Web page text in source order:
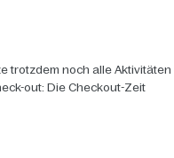
trotzdem noch alle Aktivitäten
out: Die Checkout-Zeit